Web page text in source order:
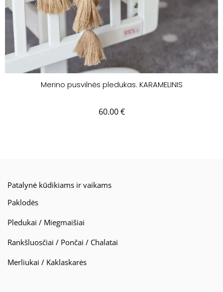
Merino pusvilnės pledukas. KARAMELINIS
60.00€
Patalynė kūdikiams ir vaikams
Paklodės
Pledukai / Miegmaišiai
Rankšluosčiai / Pončai / Chalatai
Merliukai / Kaklaskarės